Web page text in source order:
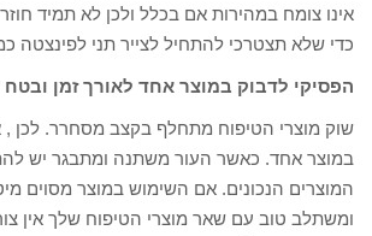
אינו צומח במהירות אם בכלל ולכן לא תמיד
כדי שלא תצטרכי להתחיל לצייר תני לפינצטה
הפסיקי לדבוק במוצר אחד לאורך זמן
שוק מוצרי הטיפוח מתחלף בקצב מסחרר. לכן ,
במוצר אחד. כאשר העור משתנה ומתבגר יש
המוצרים הנכונים. אם השימוש במוצר מסוים
ומשתלב טוב עם שאר מוצרי הטיפוח שלך אין